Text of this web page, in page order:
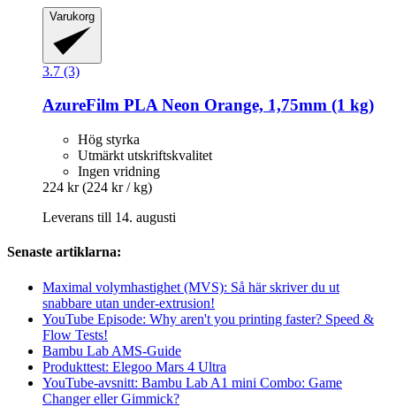
Varukorg
3.7 (3)
AzureFilm PLA Neon Orange, 1,75mm (1 kg)
Hög styrka
Utmärkt utskriftskvalitet
Ingen vridning
224 kr (224 kr / kg)
Leverans till 14. augusti
Senaste artiklarna:
Maximal volymhastighet (MVS): Så här skriver du ut
snabbare utan under-extrusion!
YouTube Episode: Why aren't you printing faster? Speed &
Flow Tests!
Bambu Lab AMS-Guide
Produkttest: Elegoo Mars 4 Ultra
YouTube-avsnitt: Bambu Lab A1 mini Combo: Game
Changer eller Gimmick?